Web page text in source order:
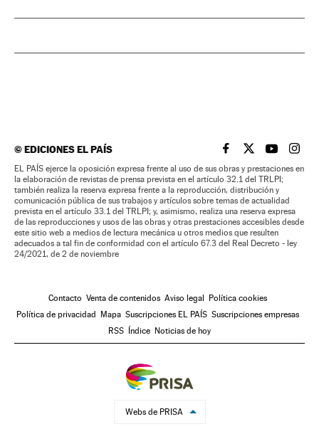
©EDICIONES EL PAÍS EL PAÍS BRASIL EN
EL PAÍSEL PAÍS
EL
EL PAÍS ejerce la oposición expresa frente al uso de sus obras y prestaciones en
la elaboración de revistas de prensa prevista en el artículo 32.1 del TRLPI;
también realiza la reserva expresa frente a la reproducción, distribución y
comunicación pública de sus trabajos y artículos sobre temas de actualidad
prevista en el artículo 33.1 del TRLPI; y, asimismo, realiza una reserva expresa
de las reproducciones y usos de las obras y otras prestaciones accesibles desde
este sitio web a medios de lectura mecánica u otros medios que resulten
adecuados a tal fin de conformidad con el artículo 67.3 del Real Decreto - ley
24/2021, de 2 de noviembre
Contacto Venta de contenidos Aviso legal
Política cookies
Política de privacidad
Mapa Suscripciones EL PAÍS Suscripciones empresas
RSS
Índice Noticias de hoy
Webs de PRISA